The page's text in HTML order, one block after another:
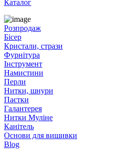
Каталог
Розпродаж
Бісер
Кристали, стрази
Фурнітура
Інструмент
Намистини
Перли
Нитки, шнури
Паєтки
Галантерея
Нитки Муліне
Канітель
Основи для вишивки
Blog